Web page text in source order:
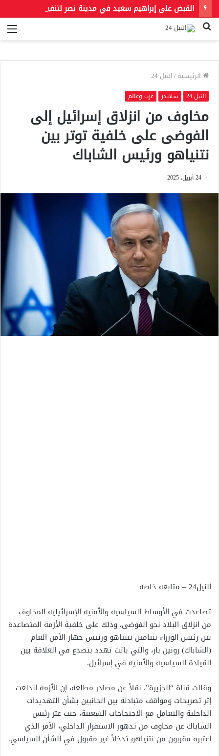
بحث
الرئيسية/النيل 24
النيل 24 سلايدر عرب وعالم
مخاوف من انزلاق إسرائيل إلى
الفوضى على خلفية توتر بين
نتنياهو ورئيس الشاباك
24 أبريل، 2025
النيل24 – متابعة خاصة
تصاعدت في الأوساط السياسية والأمنية الإسرائيلية المخاوف
من انزلاق البلاد نحو الفوضى، وذلك على خلفية الأزمة المتصاعدة
بين رئيس الوزراء بنيامين نتنياهو ورئيس جهاز الأمن العام
(الشاباك) رونين بار، والتي باتت تهدد بتصدع في العلاقة بين
القيادة السياسية والأمنية في إسرائيل.
وقالت قناة “الجزيرة”، نقلاً عن مصادر مطلعة، إن الأزمة اندلعت
إثر تصريحات ومواقف متبادلة بين الجانبين بشأن التهديدات
الداخلية والتعامل مع الاحتجاجات الشعبية، حيث عبّر رئيس
الشاباك عن مخاوف من تدهور الاستقرار الداخلي، الأمر الذي
اعتبره مقربون من نتنياهو تدخلاً غير مقبول في الشأن السياسي.